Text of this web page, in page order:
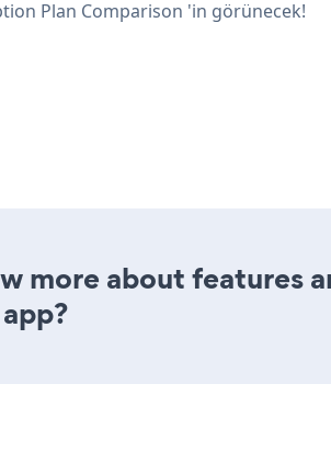
Plan Comparison 'in görünecek!
more about features